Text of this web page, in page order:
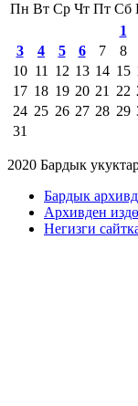
Пн Вт Ср Чт Пт Сб
1
3
4 5 6 7 8
10 11 12 13 14 15
17 18 19 20 21 22
24 25 26 27 28 29
31
2020 Бардык
Бардык
Архивден
Негизги